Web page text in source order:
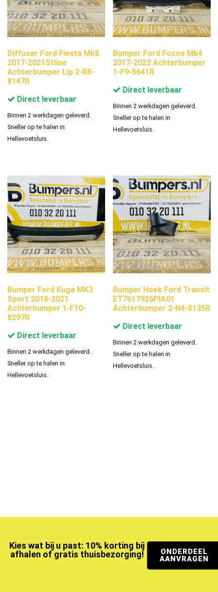
Diffuser Ford Fiesta Mk8
2017-2021Stline
Achterbumper Lip 2-R8-
8147R
Direct leverbaar
Binnen 2 werkdagen geleverd.
Sneller op te halen in
Hellevoetsluis.
Bumper Ford Focos Mk4
2017-2022 Achterbumper
1-F9-5641R
Direct leverbaar
Binnen 2 werkdagen geleverd.
Sneller op te halen in
Hellevoetsluis.
Bumper Ford Kuga MK3
Sport 2018-2021
Achterbumper 1-F10-
8297R
Direct leverbaar
Binnen 2 werkdagen geleverd.
Sneller op te halen in
Hellevoetsluis.
Bumper Hoek Ford Transit
ET7617926PIA01
Achterbumper 2-N4-8135R
Direct leverbaar
Binnen 2 werkdagen geleverd.
Sneller op te halen in
Hellevoetsluis.
Kies wat bij u past: 10% korting bij
afhalen of gratis thuisbezorging!
ONDERDEEL
AANVRAGEN